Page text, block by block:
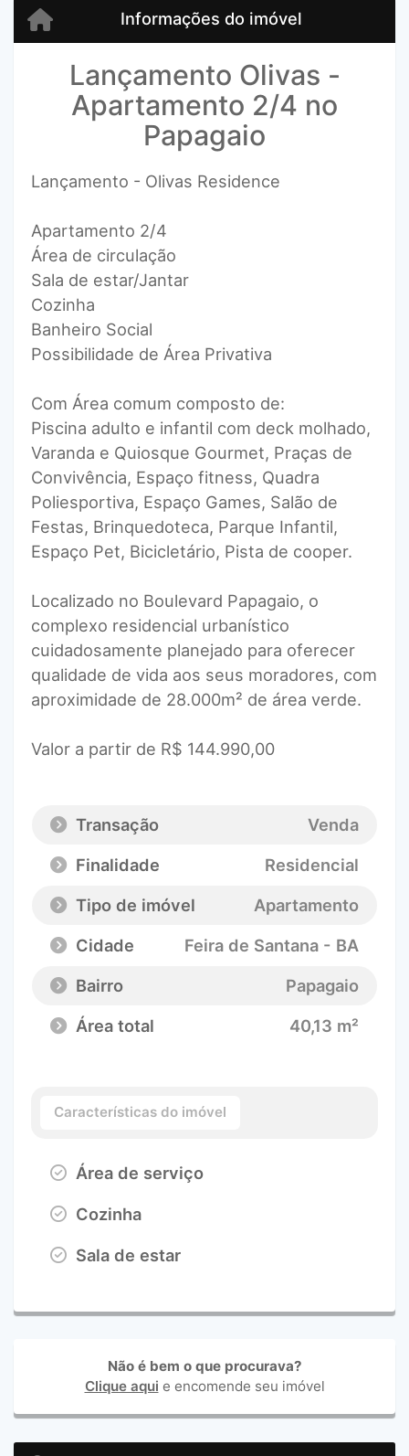
Informações do imóvel
Lançamento Olivas -
Apartamento 2/4 no
Papagaio
Lançamento - Olivas Residence
Apartamento 2/4
Área de circulação
Sala de estar/Jantar
Cozinha
Banheiro Social
Possibilidade de Área Privativa
Com Área comum composto de:
Piscina adulto e infantil com deck molhado,
Varanda e Quiosque Gourmet, Praças de
Convivência, Espaço fitness, Quadra
Poliesportiva, Espaço Games, Salão de
Festas, Brinquedoteca, Parque Infantil,
Espaço Pet, Bicicletário, Pista de cooper.
Localizado no Boulevard Papagaio, o
complexo residencial urbanístico
cuidadosamente planejado para oferecer
qualidade de vida aos seus moradores, com
aproximidade de 28.000m² de área verde.
Valor a partir de R$ 144.990,00
Transação
Venda
Finalidade
Residencial
Tipo de imóvel
Apartamento
Cidade
Feira de Santana - BA
Bairro
Papagaio
Área total
40,13 m²
Características do imóvel
Área de serviço
Cozinha
Sala de estar
Não é bem o que procurava?
Clique aqui e encomende seu imóvel